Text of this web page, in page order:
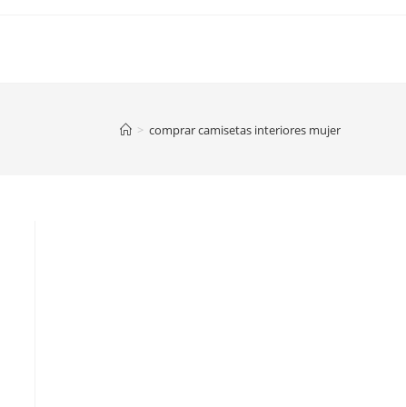
> comprar camisetas interiores mujer